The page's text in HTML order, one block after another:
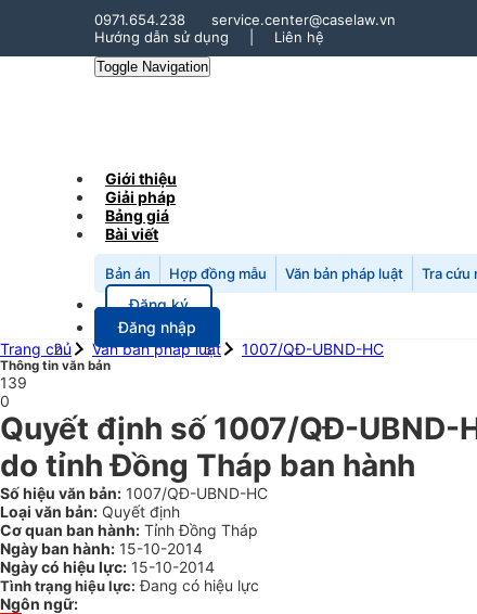
0971.654.238
service.center@caselaw.vn
Hướng dẫn sử dụng
Liên hệ
Toggle Navigation
Giới thiệu
Giải pháp
Bảng giá
Bài viết
Bản án Hợp đồng mẫu Văn bản pháp luật Tra cứu
Đăng ký
Đăng nhập
Trang chủ
Văn bản pháp luật 1007/QĐ-UBND-HC
Thông tin văn bản
139
0
Quyết định số 1007/QĐ-UBND-
do tỉnh Đồng Tháp ban hành
Số hiệu văn bản: 1007/QĐ-UBND-HC
Loại văn bản: Quyết định
Cơ quan ban hành: Tỉnh Đồng Tháp
Ngày ban hành: 15-10-2014
Ngày có hiệu lực: 15-10-2014
Tình trạng hiệu lực: Đang có hiệu lực
Ngôn ngữ: